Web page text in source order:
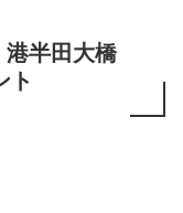
港半田大橋
ト